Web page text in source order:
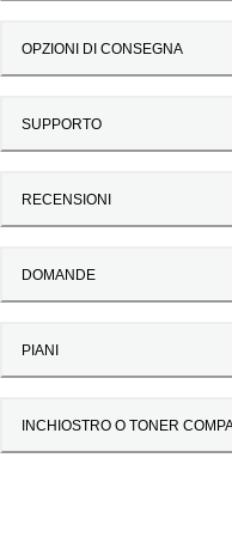
OPZIONI DI CONSEGNA
SUPPORTO
RECENSIONI
DOMANDE
PIANI
INCHIOSTRO O TONER